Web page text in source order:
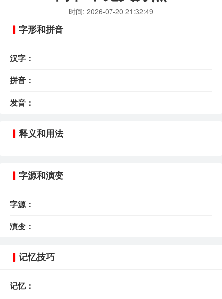
时间: 2026-07-20 21:32:49
字形和拼音
汉字：
拼音：
发音：
释义和用法
字源和演变
字源：
演变：
记忆技巧
记忆：